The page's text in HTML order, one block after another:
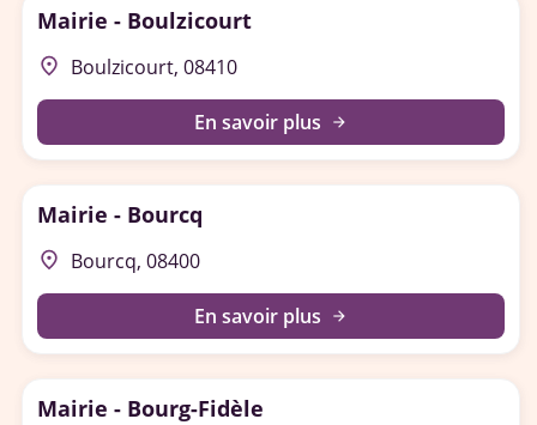
Mairie - Boulzicourt
place Boulzicourt, 08410
En savoir plus arrow_forward
Mairie - Bourcq
place Bourcq, 08400
En savoir plus arrow_forward
Mairie - Bourg-Fidèle